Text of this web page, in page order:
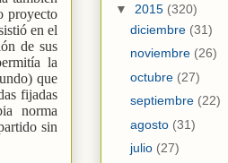
proyecto
en el
de sus
la
que
fijadas
norma
sin
▼ 2015 (320)
diciembre (31)
noviembre (26)
octubre (27)
septiembre (22)
agosto (31)
julio (27)